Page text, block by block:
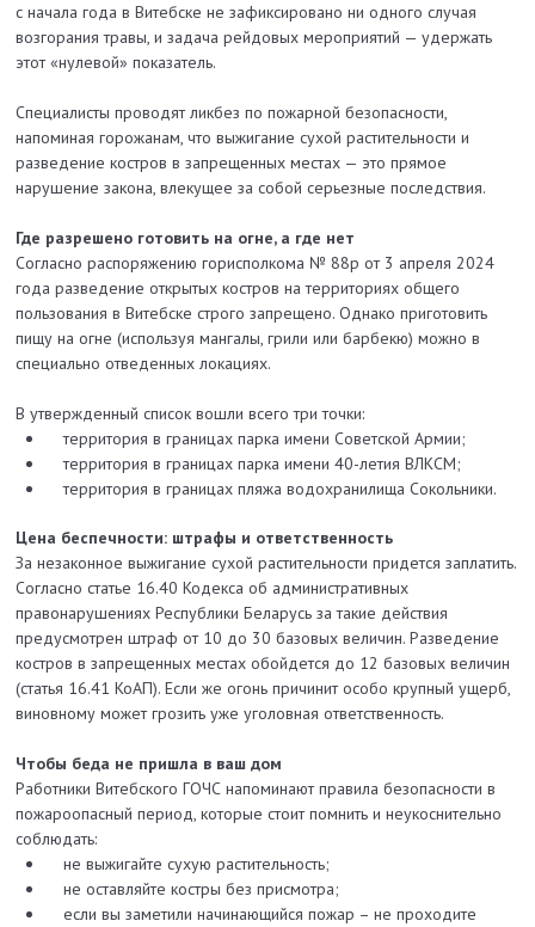
с начала года в Витебске не зафиксировано ни одного случая
возгорания травы, и задача рейдовых мероприятий — удержать
этот «нулевой» показатель.
Специалисты проводят ликбез по пожарной безопасности,
напоминая горожанам, что выжигание сухой растительности и
разведение костров в запрещенных местах — это прямое
нарушение закона, влекущее за собой серьезные последствия.
Где разрешено готовить на огне, а где нет
Согласно распоряжению горисполкома № 88р от 3 апреля 2024
года разведение открытых костров на территориях общего
пользования в Витебске строго запрещено. Однако приготовить
пищу на огне (используя мангалы, грили или барбекю) можно в
специально отведенных локациях.
В утвержденный список вошли всего три точки:
территория в границах парка имени Советской Армии;
территория в границах парка имени 40-летия ВЛКСМ;
территория в границах пляжа водохранилища Сокольники.
Цена беспечности: штрафы и ответственность
За незаконное выжигание сухой растительности придется заплатить.
Согласно статье 16.40 Кодекса об административных
правонарушениях Республики Беларусь за такие действия
предусмотрен штраф от 10 до 30 базовых величин. Разведение
костров в запрещенных местах обойдется до 12 базовых величин
(статья 16.41 КоАП). Если же огонь причинит особо крупный ущерб,
виновному может грозить уже уголовная ответственность.
Чтобы беда не пришла в ваш дом
Работники Витебского ГОЧС напоминают правила безопасности в
пожароопасный период, которые стоит помнить и неукоснительно
соблюдать:
не выжигайте сухую растительность;
не оставляйте костры без присмотра;
если вы заметили начинающийся пожар – не проходите